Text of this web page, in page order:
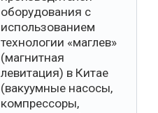
оборудования c
использованием
технологии «маглев»
(магнитная
левитация) в Китае
(вакуумные насосы,
компрессоры,